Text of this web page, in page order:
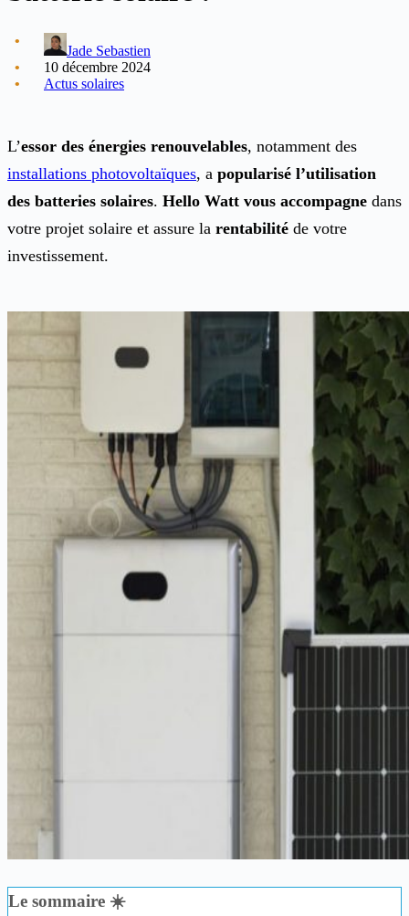
Jade Sebastien
10 décembre 2024
Actus solaires
L’essor des énergies renouvelables, notamment des
installations photovoltaïques, a popularisé l’utilisation
des batteries solaires. Hello Watt vous accompagne dans
votre projet solaire et assure la rentabilité de votre
investissement.
Le sommaire ☀️